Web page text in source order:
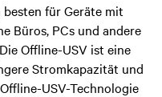
für Geräte mit
Büros, PCs und andere
Offline-USV ist eine
Stromkapazität und
USV-Technologie